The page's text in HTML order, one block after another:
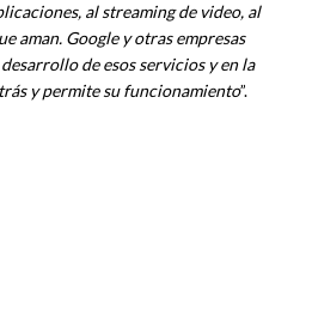
al streaming de video, al
aman. Google y otras empresas
de esos servicios y en la
y permite su funcionamiento”.